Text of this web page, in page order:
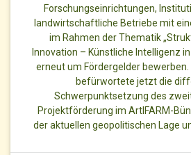
Forschungseinrichtungen,
landwirtschaftliche Betriebe mit
im Rahmen der Thematik
Innovation – Künstliche Intelligenz
erneut um Fördergelder
befürwortete jetzt die
Schwerpunktsetzung des
Projektförderung im ArtIFARM-
der aktuellen geopolitischen Lage